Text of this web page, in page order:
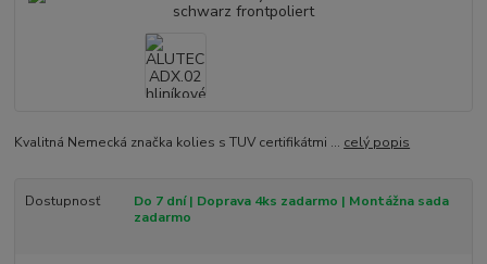
Kvalitná Nemecká značka kolies s TUV certifikátmi ... celý popis
Dostupnosť
Do 7 dní | Doprava 4ks zadarmo | Montážna sada
zadarmo